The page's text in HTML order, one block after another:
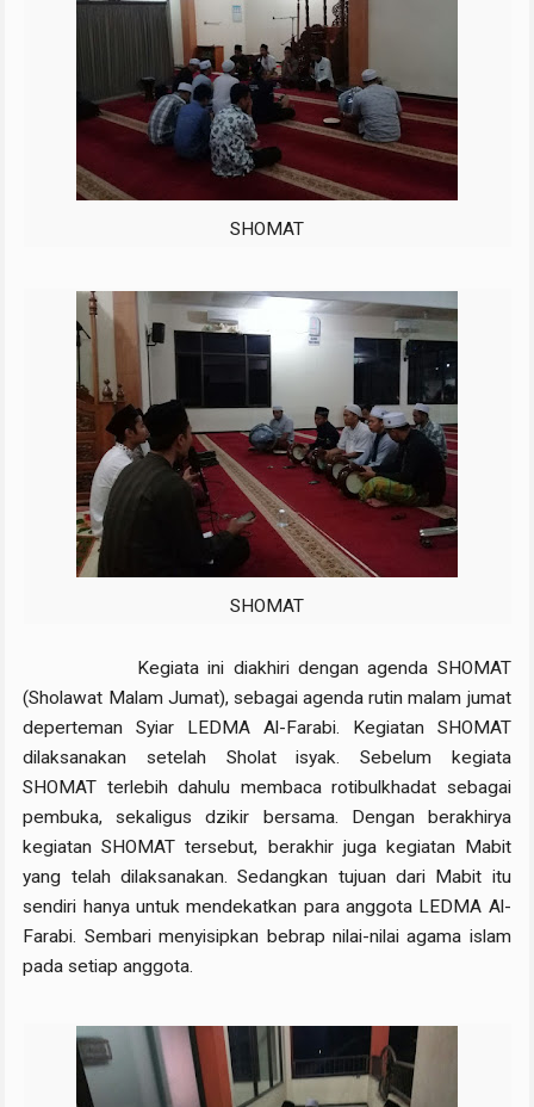
SHOMAT
SHOMAT
Kegiata ini diakhiri dengan agenda SHOMAT
(Sholawat Malam Jumat), sebagai agenda rutin malam jumat
deperteman Syiar LEDMA Al-Farabi. Kegiatan SHOMAT
dilaksanakan setelah Sholat isyak. Sebelum kegiata
SHOMAT terlebih dahulu membaca rotibulkhadat sebagai
pembuka, sekaligus dzikir bersama. Dengan berakhirya
kegiatan SHOMAT tersebut, berakhir juga kegiatan Mabit
yang telah dilaksanakan. Sedangkan tujuan dari Mabit itu
sendiri hanya untuk mendekatkan para anggota LEDMA Al-
Farabi. Sembari menyisipkan bebrap nilai-nilai agama islam
pada setiap anggota.